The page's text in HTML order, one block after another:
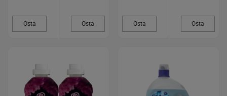
Osta Osta Osta Osta